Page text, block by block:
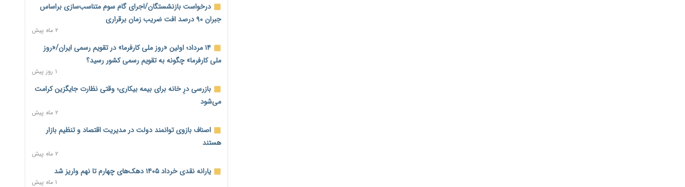
خانه کارگر قزوین: شکاف دستمزد و هزینه معیشت هر روز عمیق‌تر
می‌شود
۱ روز پیش
رئیس سازمان امور مالیاتی: بلاگرهای پردرآمد مشمول پرداخت
مالیات هستند
۱ روز پیش
پیش‌بینی افزایش تولید برنج؛ نیاز وارداتی کشور به ۵۰۰ هزار تن
کاهش می‌یابد
۱ روز پیش
میلیارد دلاری
۱ روز پیش
اختیارات جدید گمرکات برای تمدید ورود موقت کالا و خودرو تا
درخواست بازنشستگان/اجرای گام سوم متناسب‌سازی براساس
جبران ۹۰ درصد افت ضریب زمان برقراری
۲ ماه پیش
۱۴ مرداد؛ اولین «روز ملی کارفرما» در تقویم رسمی ایران/«روز
ملی کارفرما» چگونه به تقویم رسمی کشور رسید؟
۱ روز پیش
بازرسی درِ خانه برای بیمه بیکاری؛ وقتی نظارت جایگزین کرامت
می‌شود
۲ ماه پیش
اصناف بازوی توانمند دولت در مدیریت اقتصاد و تنظیم بازار
هستند
۲ ماه پیش
یارانه نقدی خرداد ۱۴۰۵ دهک‌های چهارم تا نهم واریز شد
۱ ماه پیش